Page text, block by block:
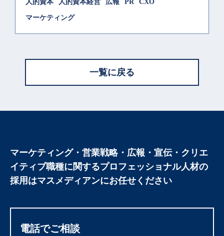
人的資本 人的資本経営 広報 PR CXO
マーケティング
一覧に戻る
マーケティング・営業戦略・広報・宣伝・クリエ
イティブ職種に関するプロフェッショナル人材の
採用はマスメディアンにお任せください
電話でご相談